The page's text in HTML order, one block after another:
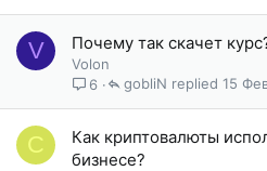
V Почему так скачет
Volon
6
15
gobliN
C
Как криптовалюты
бизнесе?